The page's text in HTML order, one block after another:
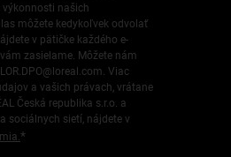
našich
môžete kedykoľvek odvolať
v pätičke každého e-
zasielame. Môžete nám
. Viac
a vašich právach, vrátane
Česká republika s.r.o. a
sociálnych sietí, nájdete v
*